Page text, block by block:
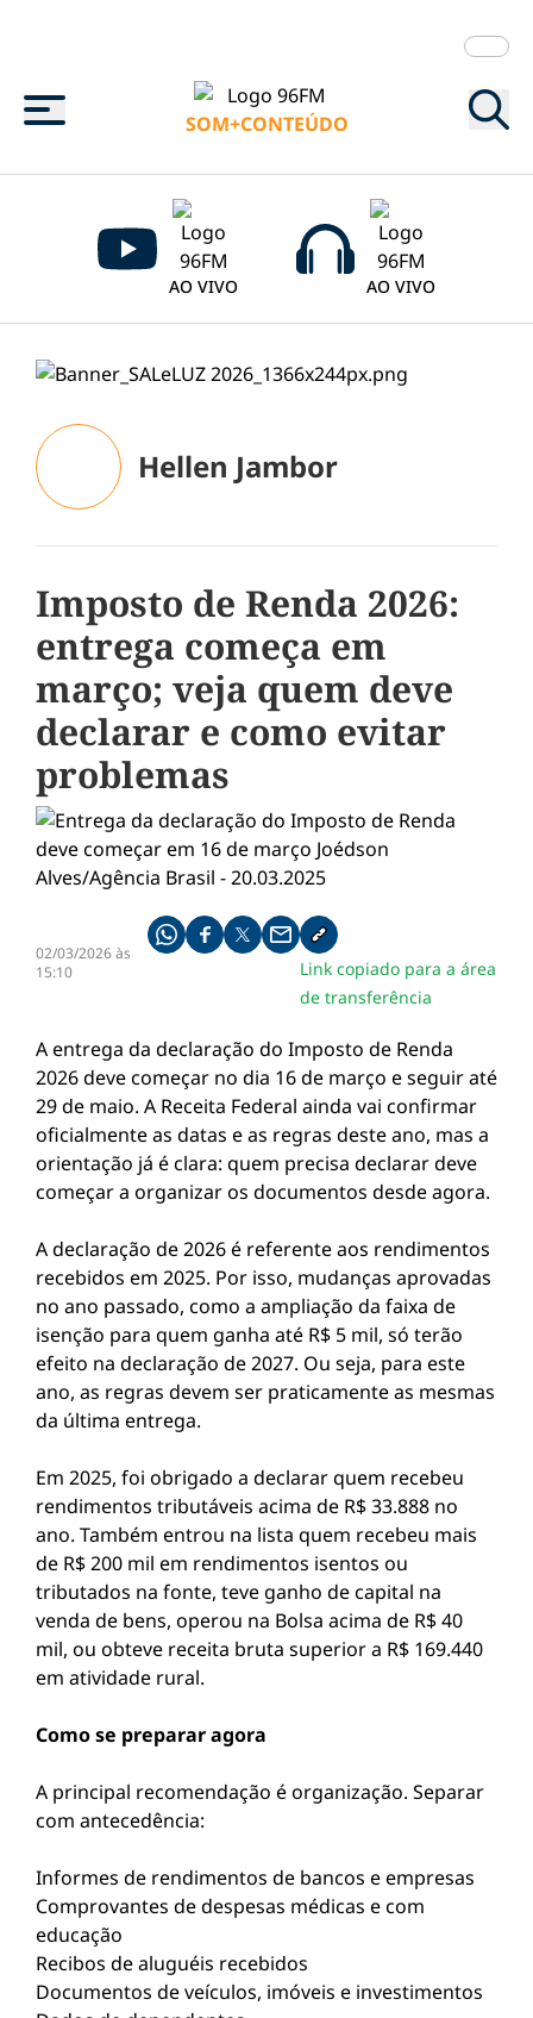
Menu
SOM+CONTEÚDO
AO VIVO AO VIVO
Hellen Jambor
Imposto de Renda 2026:
entrega começa em
março; veja quem deve
declarar e como evitar
problemas
02/03/2026 às
15:10
Compartilhe pelo whatsapp
Compartilhar no facebook
Compartilhar no twitter
Compartilhe pelo email
Copiar link da notícia
Link copiado para a área
de transferência
A entrega da declaração do Imposto de Renda
2026 deve começar no dia 16 de março e seguir até
29 de maio. A Receita Federal ainda vai confirmar
oficialmente as datas e as regras deste ano, mas a
orientação já é clara: quem precisa declarar deve
começar a organizar os documentos desde agora.
A declaração de 2026 é referente aos rendimentos
recebidos em 2025. Por isso, mudanças aprovadas
no ano passado, como a ampliação da faixa de
isenção para quem ganha até R$ 5 mil, só terão
efeito na declaração de 2027. Ou seja, para este
ano, as regras devem ser praticamente as mesmas
da última entrega.
Em 2025, foi obrigado a declarar quem recebeu
rendimentos tributáveis acima de R$ 33.888 no
ano. Também entrou na lista quem recebeu mais
de R$ 200 mil em rendimentos isentos ou
tributados na fonte, teve ganho de capital na
venda de bens, operou na Bolsa acima de R$ 40
mil, ou obteve receita bruta superior a R$ 169.440
em atividade rural.
Como se preparar agora
A principal recomendação é organização. Separar
com antecedência:
Informes de rendimentos de bancos e empresas
Comprovantes de despesas médicas e com
educação
Recibos de aluguéis recebidos
Documentos de veículos, imóveis e investimentos